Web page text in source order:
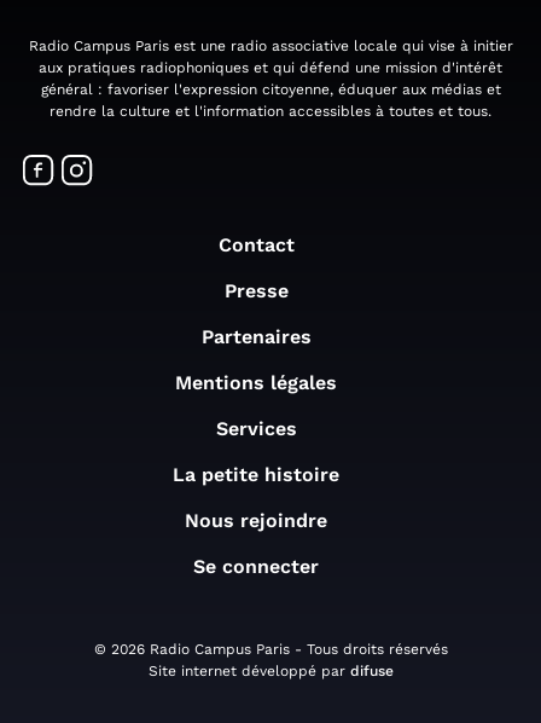
Radio Campus Paris est une radio associative locale qui vise à initier
aux pratiques radiophoniques et qui défend une mission d'intérêt
général : favoriser l'expression citoyenne, éduquer aux médias et
rendre la culture et l'information accessibles à toutes et tous.
Contact
Presse
Partenaires
Mentions légales
Services
La petite histoire
Nous rejoindre
Se connecter
© 2026 Radio Campus Paris - Tous droits réservés
Site internet développé par difuse